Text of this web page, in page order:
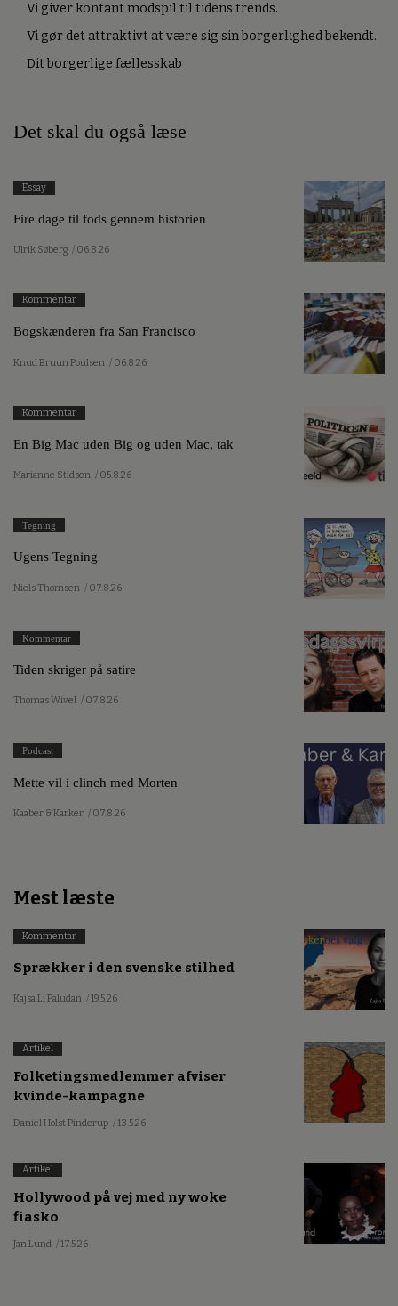
Vi giver kontant modspil til tidens trends.
Vi gør det attraktivt at være sig sin borgerlighed bekendt.
Dit borgerlige fællesskab
Det skal du også læse
Essay
Fire dage til fods gennem historien
Ulrik Søberg / 06.8.26
Kommentar
Bogskænderen fra San Francisco
Knud Bruun Poulsen / 06.8.26
Kommentar
En Big Mac uden Big og uden Mac, tak
Marianne Stidsen / 05.8.26
Tegning
Ugens Tegning
Niels Thomsen / 07.8.26
Kommentar
Tiden skriger på satire
Thomas Wivel / 07.8.26
Podcast
Mette vil i clinch med Morten
Kaaber & Karker / 07.8.26
Mest læste
Kommentar
Sprækker i den svenske stilhed
Kajsa Li Paludan / 19.5.26
Artikel
Folketingsmedlemmer afviser
kvinde-kampagne
Daniel Holst Pinderup / 13.5.26
Artikel
Hollywood på vej med ny woke
fiasko
Jan Lund / 17.5.26